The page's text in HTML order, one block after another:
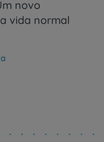
novo
vida normal